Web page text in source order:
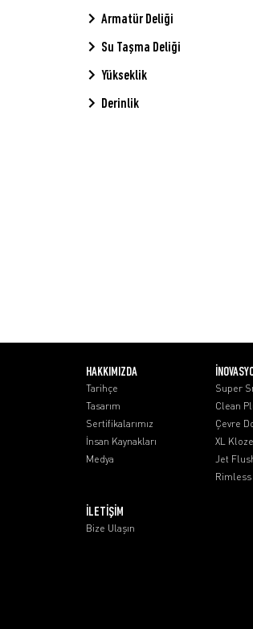
Armatür Deliği
Su Taşma Deliği
Yükseklik
Derinlik
HAKKIMIZDA
Tarihçe
Tasarım
Sertifikalarımız
İnsan Kaynakları
Medya
Super
Clean
Çevre
XL
Jet
İLETİŞİM
Bize Ulaşın